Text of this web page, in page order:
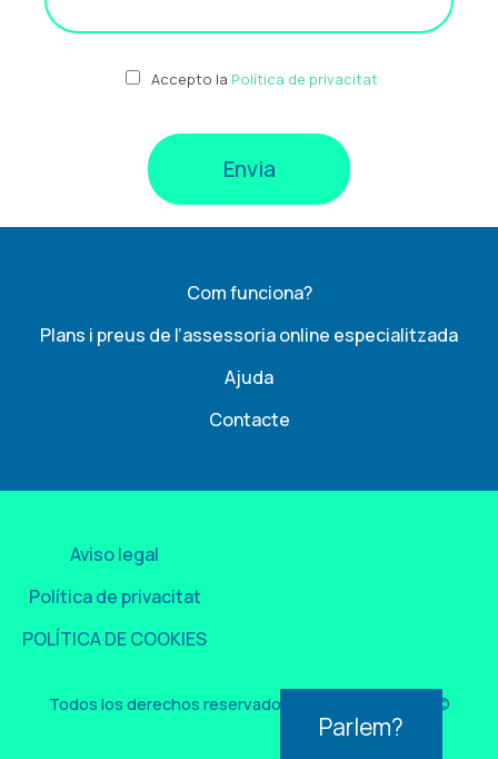
Parlem?
Accepto la Política de privacitat
Com funciona?
Plans i preus de l’assessoria online especialitzada
Ajuda
Contacte
Todos los derechos reservados por Easygest 2026©
Aviso legal
Política de privacitat
POLÍTICA DE COOKIES